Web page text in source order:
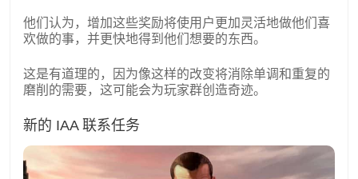
他们认为，增加这些奖励将使用户更加灵活地做他们喜
欢做的事，并更快地得到他们想要的东西。
这是有道理的，因为像这样的改变将消除单调和重复的
磨削的需要，这可能会为玩家群创造奇迹。
新的 IAA 联系任务